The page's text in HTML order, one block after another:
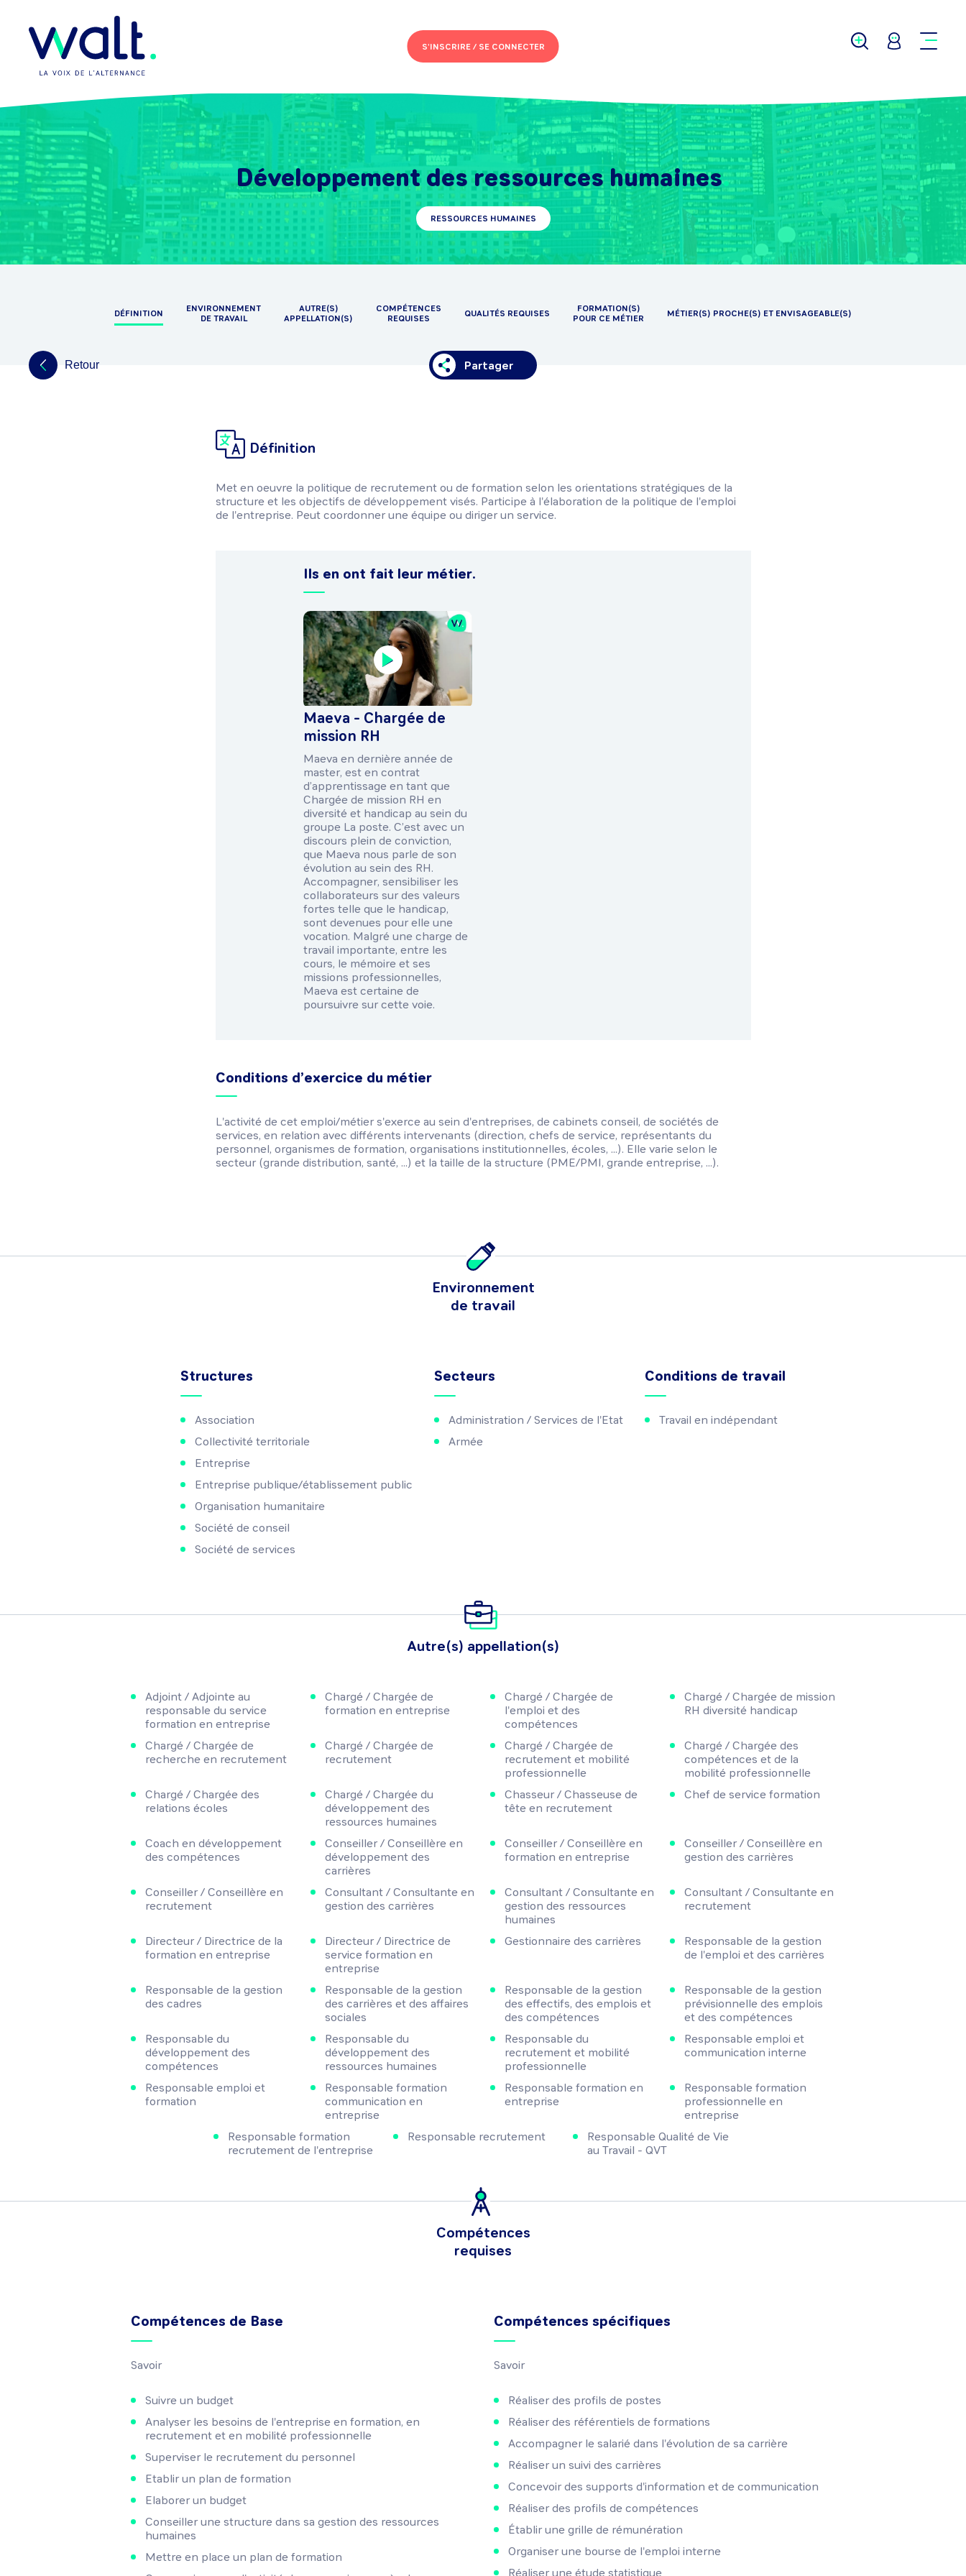
S'INSCRIRE /SE CONNECTER
Développement des ressources humaines
RESSOURCES HUMAINES
DÉFINITION
ENVIRONNEMENT
DE TRAVAIL
AUTRE(S)
APPELLATION(S)
COMPÉTENCES
REQUISES
QUALITÉS REQUISES
FORMATION(S)
POUR CE MÉTIER
MÉTIER(S) PROCHE(S) ET ENVISAGEABLE(S)
Retour Partager
Définition
Met en oeuvre la politique de recrutement ou de formation selon les orientations stratégiques de la
structure et les objectifs de développement visés. Participe à l'élaboration de la politique de l'emploi
de l'entreprise. Peut coordonner une équipe ou diriger un service.
Ils en ont fait leur métier.
Maeva - Chargée de
mission RH
Maeva en dernière année de
master, est en contrat
d’apprentissage en tant que
Chargée de mission RH en
diversité et handicap au sein du
groupe La poste. C’est avec un
discours plein de conviction,
que Maeva nous parle de son
évolution au sein des RH.
Accompagner, sensibiliser les
collaborateurs sur des valeurs
fortes telle que le handicap,
sont devenues pour elle une
vocation. Malgré une charge de
travail importante, entre les
cours, le mémoire et ses
missions professionnelles,
Maeva est certaine de
poursuivre sur cette voie.
Conditions d’exercice du métier
L'activité de cet emploi/métier s'exerce au sein d'entreprises, de cabinets conseil, de sociétés de
services, en relation avec différents intervenants (direction, chefs de service, représentants du
personnel, organismes de formation, organisations institutionnelles, écoles, ...). Elle varie selon le
secteur (grande distribution, santé, ...) et la taille de la structure (PME/PMI, grande entreprise, ...).
Environnement
de travail
Structures
Association
Collectivité territoriale
Entreprise
Entreprise publique/établissement public
Organisation humanitaire
Société de conseil
Société de services
Secteurs
Administration / Services de l'Etat
Armée
Conditions de travail
Travail en indépendant
Autre(s) appellation(s)
Adjoint / Adjointe au
responsable du service
formation en entreprise
Chargé / Chargée de
formation en entreprise
Chargé / Chargée de
l'emploi et des
compétences
Chargé / Chargée de mission
RH diversité handicap
Chargé / Chargée de
recherche en recrutement
Chargé / Chargée de
recrutement
Chargé / Chargée de
recrutement et mobilité
professionnelle
Chargé / Chargée des
compétences et de la
mobilité professionnelle
Chargé / Chargée des
relations écoles
Chargé / Chargée du
développement des
ressources humaines
Chasseur / Chasseuse de
tête en recrutement
Chef de service formation
Coach en développement
des compétences
Conseiller / Conseillère en
développement des
carrières
Conseiller / Conseillère en
formation en entreprise
Conseiller / Conseillère en
gestion des carrières
Conseiller / Conseillère en
recrutement
Consultant / Consultante en
gestion des carrières
Consultant / Consultante en
gestion des ressources
humaines
Consultant / Consultante en
recrutement
Directeur / Directrice de la
formation en entreprise
Directeur / Directrice de
service formation en
entreprise
Gestionnaire des carrières
Responsable de la gestion
de l'emploi et des carrières
Responsable de la gestion
des cadres
Responsable de la gestion
des carrières et des affaires
sociales
Responsable de la gestion
des effectifs, des emplois et
des compétences
Responsable de la gestion
prévisionnelle des emplois
et des compétences
Responsable du
développement des
compétences
Responsable du
développement des
ressources humaines
Responsable du
recrutement et mobilité
professionnelle
Responsable emploi et
communication interne
Responsable emploi et
formation
Responsable formation
communication en
entreprise
Responsable formation en
entreprise
Responsable formation
professionnelle en
entreprise
Responsable formation
recrutement de l'entreprise
Responsable recrutement
Responsable Qualité de Vie
au Travail - QVT
Compétences
requises
Compétences de Base
Savoir
Suivre un budget
Analyser les besoins de l'entreprise en formation, en
recrutement et en mobilité professionnelle
Superviser le recrutement du personnel
Etablir un plan de formation
Elaborer un budget
Conseiller une structure dans sa gestion des ressources
humaines
Mettre en place un plan de formation
Compétences spécifiques
Savoir
Réaliser des profils de postes
Réaliser des référentiels de formations
Accompagner le salarié dans l'évolution de sa carrière
Réaliser un suivi des carrières
Concevoir des supports d'information et de communication
Réaliser des profils de compétences
Établir une grille de rémunération
Organiser une bourse de l'emploi interne
Réaliser une étude statistique